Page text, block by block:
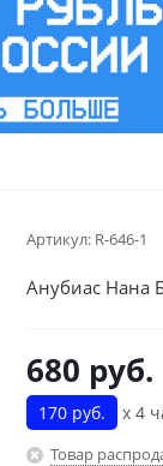
Артикул: R-646-1
Анубиас Нана
680 руб.
170 руб. х 4
Товар